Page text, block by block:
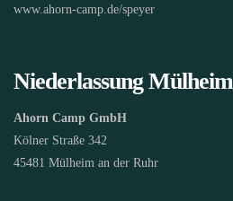
www.ahorn-camp.de/speyer
Niederlassung Mülheim
Ahorn Camp GmbH
Kölner Straße 342
45481 Mülheim an der Ruhr